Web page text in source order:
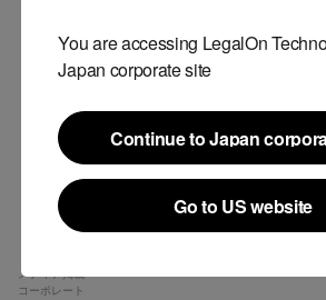
You are accessing LegalOn
Japan corporate site
Continue to Japan
Continue to Japan
Go to US website
Go to US website
メディア掲載
コーポレート